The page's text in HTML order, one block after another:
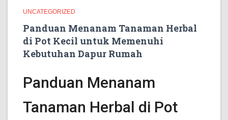
UNCATEGORIZED
Panduan Menanam Tanaman Herbal
di Pot Kecil untuk Memenuhi
Kebutuhan Dapur Rumah
Panduan Menanam
Tanaman Herbal di Pot